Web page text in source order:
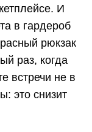
И
в гардероб
рюкзак
раз, когда
встречи не в
это снизит